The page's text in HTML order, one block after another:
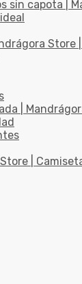
sin capota |
Store
|
|